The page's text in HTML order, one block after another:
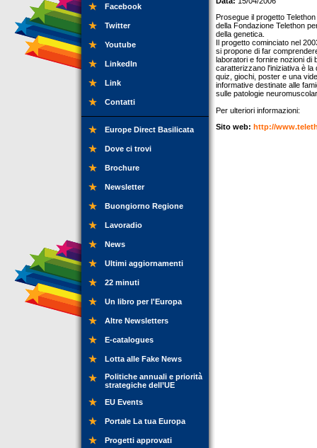
Facebook
Twitter
Youtube
LinkedIn
Link
Contatti
Europe Direct Basilicata
Dove ci trovi
Brochure
Newsletter
Buongiorno Regione
Lavoradio
News
Ultimi aggiornamenti
22 minuti
Un libro per l'Europa
Altre Newsletters
E-catalogues
Lotta alle Fake News
Politiche annuali e priorità
strategiche dell’UE
EU Events
Portale La tua Europa
Progetti approvati
Prosegue il progetto
della Fondazione Telethon
della genetica.
Il progetto cominciato nel
si propone di far
laboratori e fornire nozioni di
caratterizzano l'iniziativa è la
quiz, giochi, poster e una
informative destinate alle
sulle patologie
Per ulteriori informazioni:
Sito web: http://